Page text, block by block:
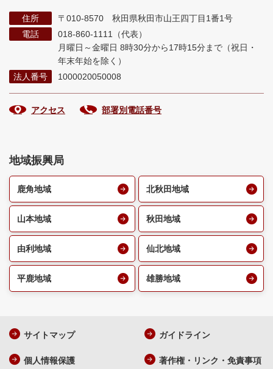
住所
〒010-8570 秋田県秋田市山王四丁目1番1号
電話
018-860-1111（代表）
月曜日～金曜日 8時30分から17時15分まで （祝日・
年末年始を除く）
法人番号
1000020050008
アクセス 部署別電話番号
地域振興局
鹿角地域 北秋田地域
山本地域 秋田地域
由利地域 仙北地域
平鹿地域 雄勝地域
サイトマップ ガイドライン
個人情報保護 著作権・リンク・免責事項